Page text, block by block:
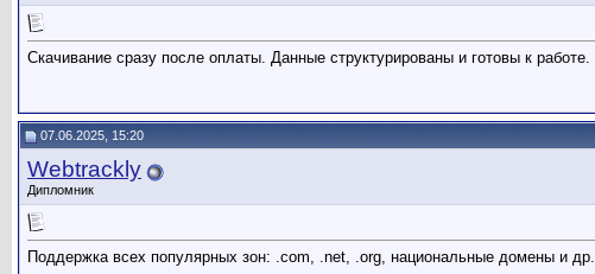
Скачивание сразу после оплаты. Данные структурированы и готовы к работе.
07.06.2025, 15:20
Webtrackly
Дипломник
Поддержка всех популярных зон: .com, .net, .org, национальные домены и др.